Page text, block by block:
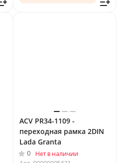
ACV PR34-1109 -
переходная рамка 2DIN
Lada Granta
0
Нет в наличии